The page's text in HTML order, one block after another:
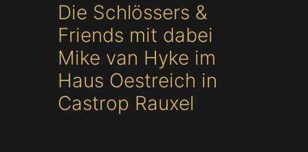
Die Schlössers &
Friends mit dabei
Mike van Hyke im
Haus Oestreich in
Castrop Rauxel